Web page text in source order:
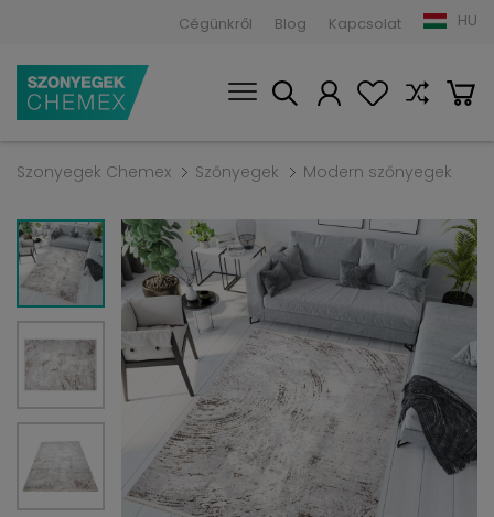
Cégünkről Blog Kapcsolat HU
Szonyegek Chemex Szőnyegek Modern szőnyegek